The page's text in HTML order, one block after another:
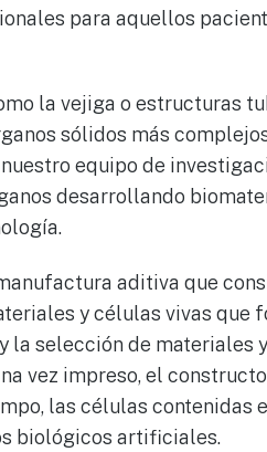
para aquellos
la vejiga o estructuras
sólidos más
equipo de
desarrollando
aditiva que
y células vivas que
la selección de materiales
vez impreso, el
las células contenidas
biológicos artificiales.